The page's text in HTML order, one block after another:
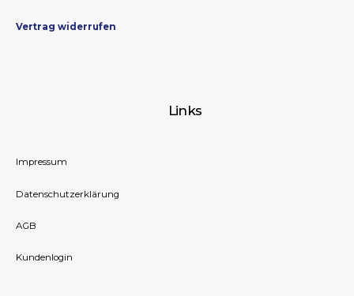
Vertrag widerrufen
Links
Impressum
Datenschutzerklärung
AGB
Kundenlogin